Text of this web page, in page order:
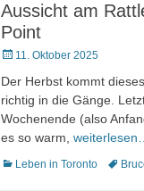
Aussicht am
Point
Veröffentlicht
11. Oktober 2025
Der Herbst kommt
richtig in die Gänge.
Wochenende (also
es so warm, weiterlesen…
Kategorien
Leben in Toronto